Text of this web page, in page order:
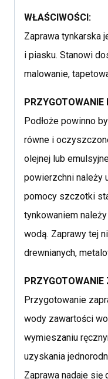
WŁAŚCIWOŚCI:
Zaprawa tynkarska
i piasku. Stanowi
malowanie,
PRZYGOTOWANIE
Podłoże powinno
równe i
olejnej lub
powierzchni należy
pomocy szczotki
tynkowaniem
wodą. Zaprawy tej
drewnianych,
PRZYGOTOWANIE
Przygotowanie
wody zawartości
wymieszaniu
uzyskania
Zaprawa nadaje się